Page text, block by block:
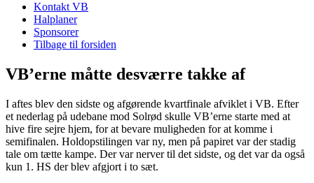
Kontakt VB
Halplaner
Sponsorer
Tilbage til forsiden
VB’erne måtte desværre takke af
I aftes blev den sidste og afgørende kvartfinale afviklet i VB. Efter
et nederlag på udebane mod Solrød skulle VB’erne starte med at
hive fire sejre hjem, for at bevare muligheden for at komme i
semifinalen. Holdopstilingen var ny, men på papiret var der stadig
tale om tætte kampe. Der var nerver til det sidste, og det var da også
kun 1. HS der blev afgjort i to sæt.